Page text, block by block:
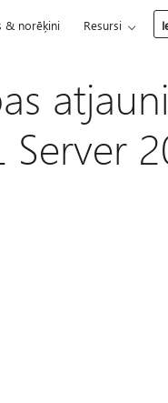
& norēķini Resursi